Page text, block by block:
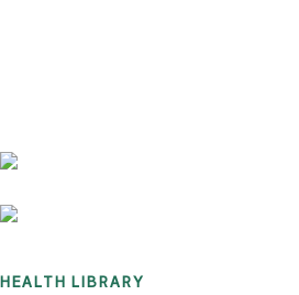
HEALTH LIBRARY